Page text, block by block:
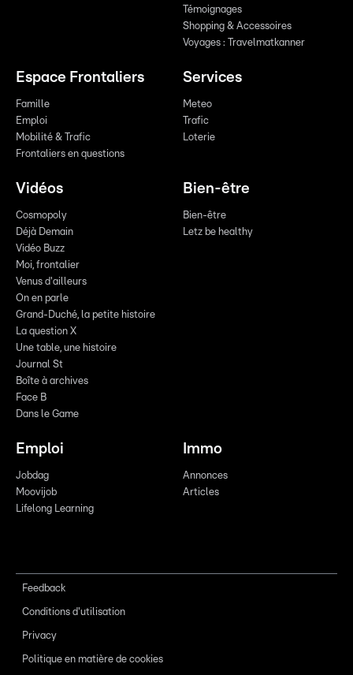
Témoignages
Shopping & Accessoires
Voyages : Travelmatkanner
Espace Frontaliers
Famille
Emploi
Mobilité & Trafic
Frontaliers en questions
Services
Meteo
Trafic
Loterie
Vidéos
Cosmopoly
Déjà Demain
Vidéo Buzz
Moi, frontalier
Venus d'ailleurs
On en parle
Grand-Duché, la petite histoire
La question X
Une table, une histoire
Journal St
Boîte à archives
Face B
Dans le Game
Bien-être
Bien-être
Letz be healthy
Emploi
Jobdag
Moovijob
Lifelong Learning
Immo
Annonces
Articles
Feedback
Conditions d'utilisation
Privacy
Politique en matière de cookies